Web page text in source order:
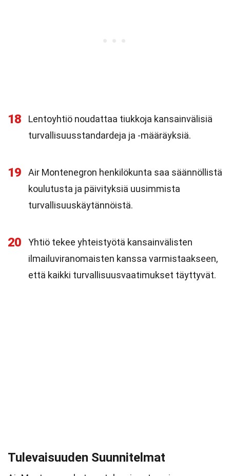
18
Lentoyhtiö noudattaa tiukkoja kansainvälisiä
turvallisuusstandardeja ja -määräyksiä.
19
Air Montenegron henkilökunta saa säännöllistä
koulutusta ja päivityksiä uusimmista
turvallisuuskäytännöistä.
20
Yhtiö tekee yhteistyötä kansainvälisten
ilmailuviranomaisten kanssa varmistaakseen,
että kaikki turvallisuusvaatimukset täyttyvät.
Tulevaisuuden Suunnitelmat